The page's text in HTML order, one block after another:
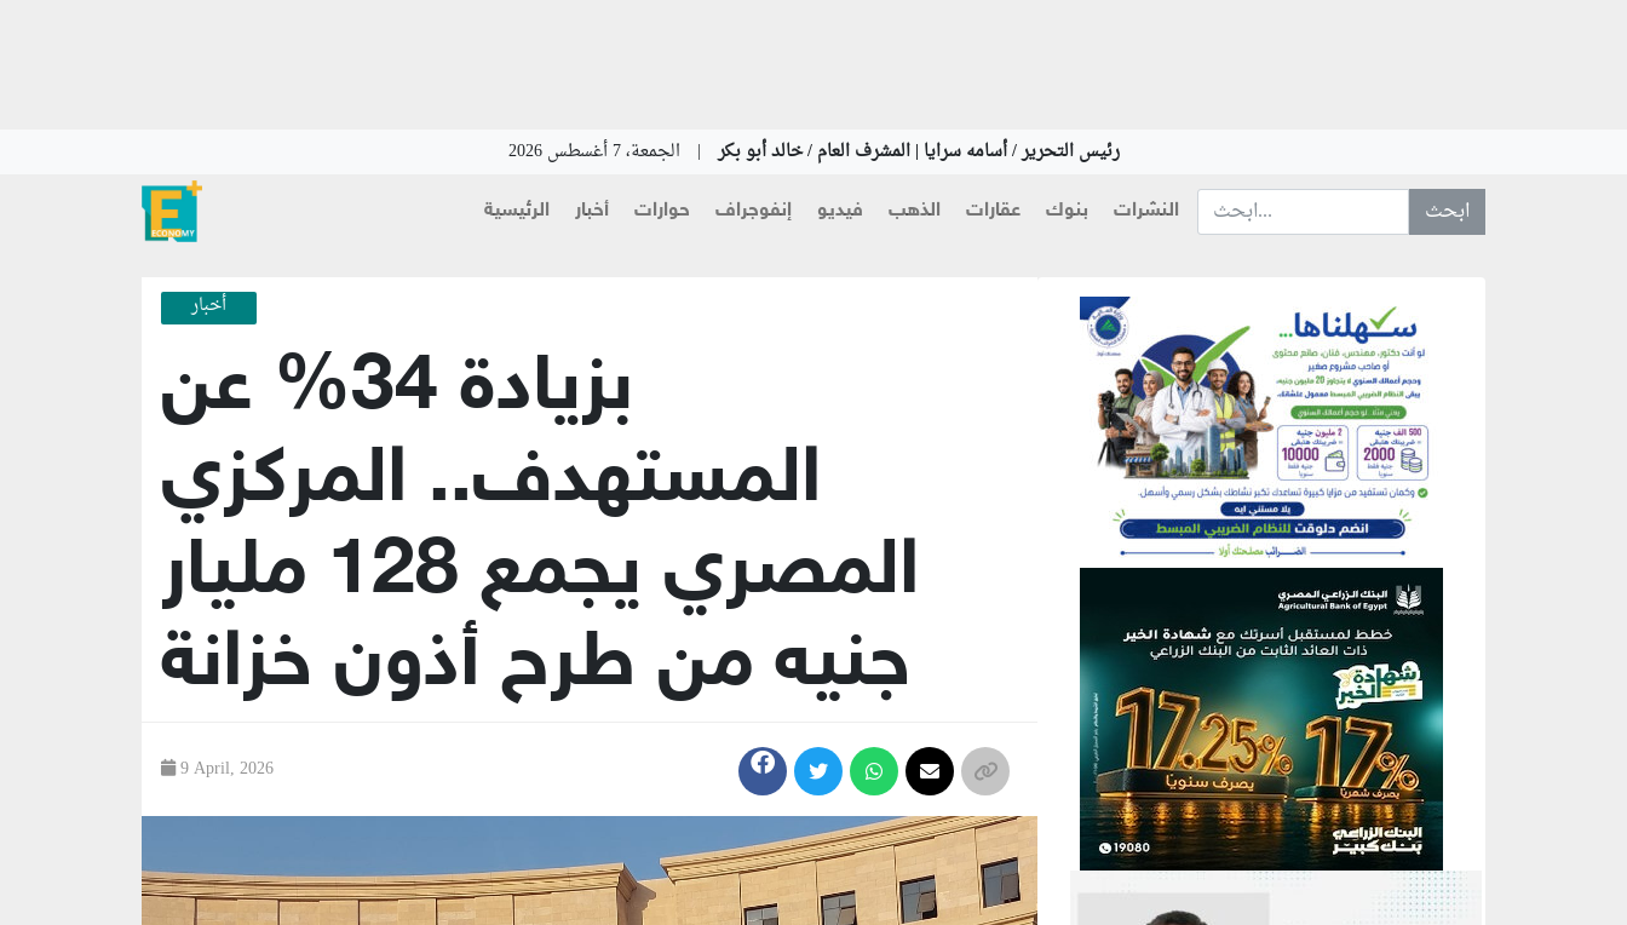
رئيس التحرير / أسامه سرايا | المشرف العام / خالد أبو بكر | الجمعة، 7 أغسطس 2026
الرئيسية أخبار حوارات إنفوجراف فيديو الذهب عقارات بنوك النشرات ابحث عن... :
أخبار
بزيادة 34% عن
المستهدف.. المركزي
المصري يجمع 128 مليار
جنيه من طرح أذون خزانة
9 April, 2026
منطقة إعلانية
منطقة إعلانية